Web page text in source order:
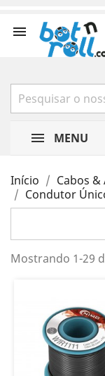

MENU
Início Cabos &
Condutor
Mostrando 1-29